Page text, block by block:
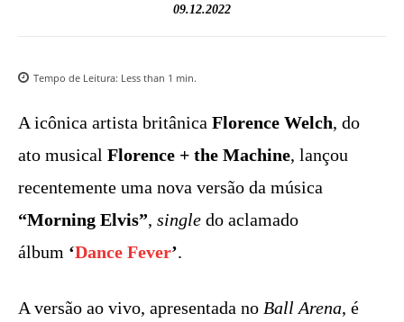
09.12.2022
Tempo de Leitura: Less than 1 min.
A icônica artista britânica Florence Welch, do
ato musical Florence + the Machine, lançou
recentemente uma nova versão da música
“Morning Elvis”, single do aclamado
álbum ‘Dance Fever’.
A versão ao vivo, apresentada no Ball Arena, é